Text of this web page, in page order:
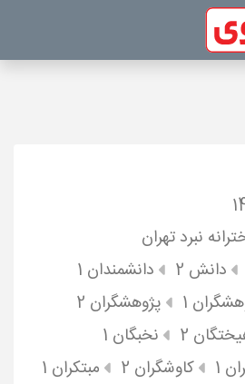
نبرد تهران
دانش 2
دانشمندان 1
1
پژوهشگران 2
2
نخبگان 1
1 کاوشگران 2
مبتکران 1